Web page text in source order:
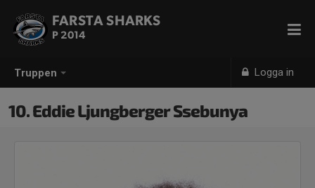
Truppen Logga in
FARSTA SHARKS
P 2014
10. Eddie Ljungberger Ssebunya